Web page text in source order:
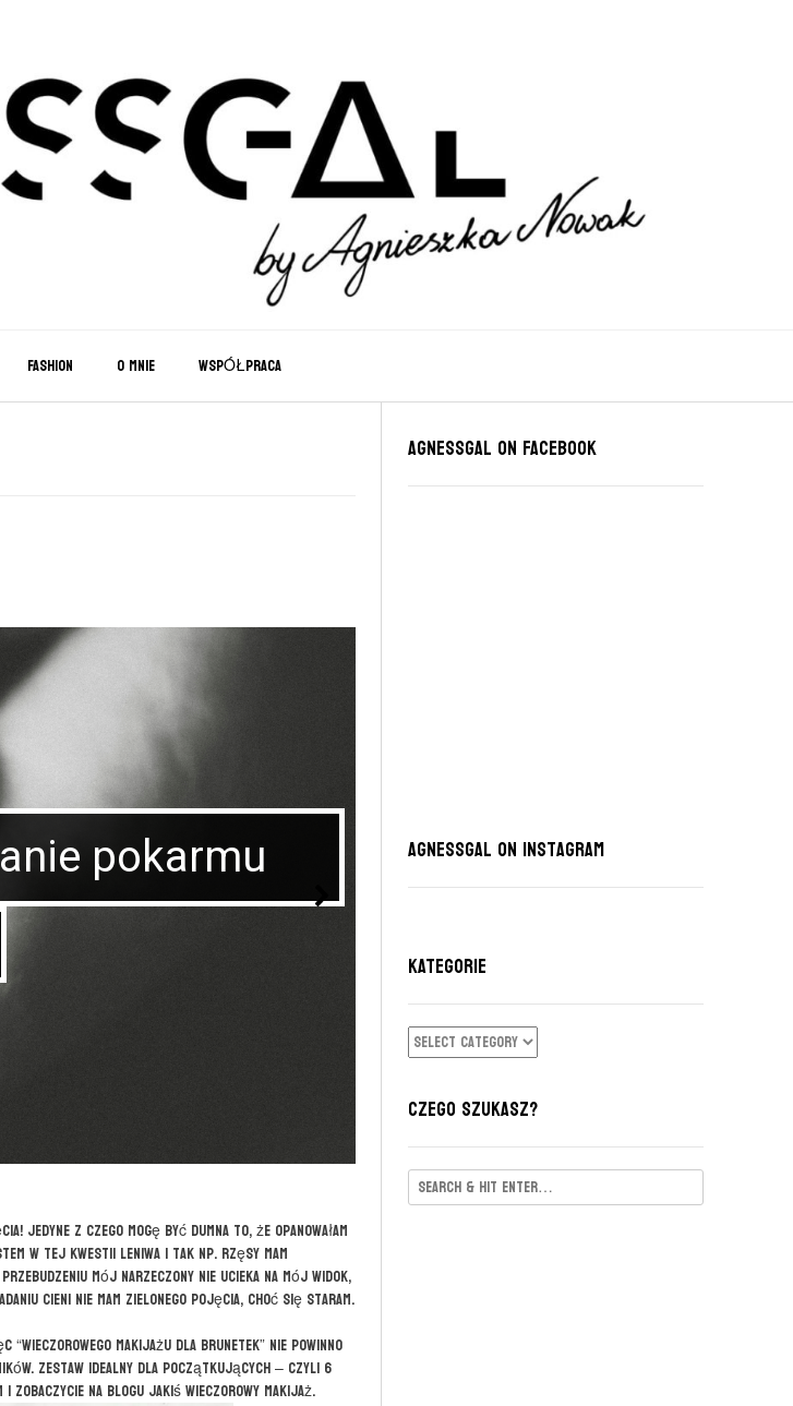
FASHION O MNIE WSPÓŁPRACA
pokarmu Pierwszy
Jedyne z czego mogę być dumna to, że opanowałam
w tej kwestii leniwa i tak np. rzęsy mam
mój narzeczony nie ucieka na mój widok,
cieni nie mam zielonego pojęcia, choć się staram.
makijażu dla brunetek” nie powinno
Zestaw idealny dla początkujących – czyli 6
i zobaczycie na blogu jakiś wieczorowy makijaż.
Agnessgal on Facebook
AgnessGal on Instagram
KATEGORIE
KATEGORIE
CZEGO SZUKASZ?